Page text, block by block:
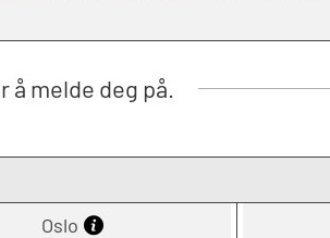
å melde deg på.
Oslo